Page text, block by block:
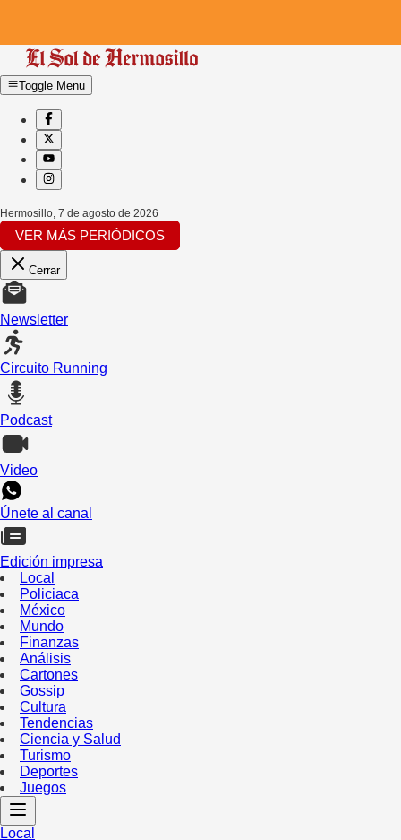
Toggle Menu
Hermosillo 7 de agosto de 2026
VER MÁS PERIÓDICOS
Cerrar
Newsletter
Circuito Running
Podcast
Video
Únete al canal
Edición impresa
Local
Policiaca
México
Mundo
Finanzas
Análisis
Cartones
Gossip
Cultura
Tendencias
Ciencia y Salud
Turismo
Deportes
Juegos
Local